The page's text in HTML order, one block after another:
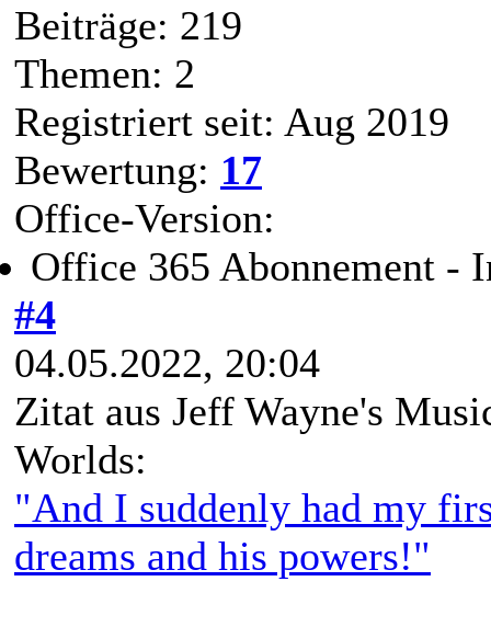
Beiträge: 219
Themen: 2
Registriert seit: Aug 2019
Bewertung: 17
Office-Version:
Office 365 Abonnement -
#4
04.05.2022, 20:04
Zitat aus Jeff Wayne's
Worlds:
"And I suddenly had my
dreams and his powers!"